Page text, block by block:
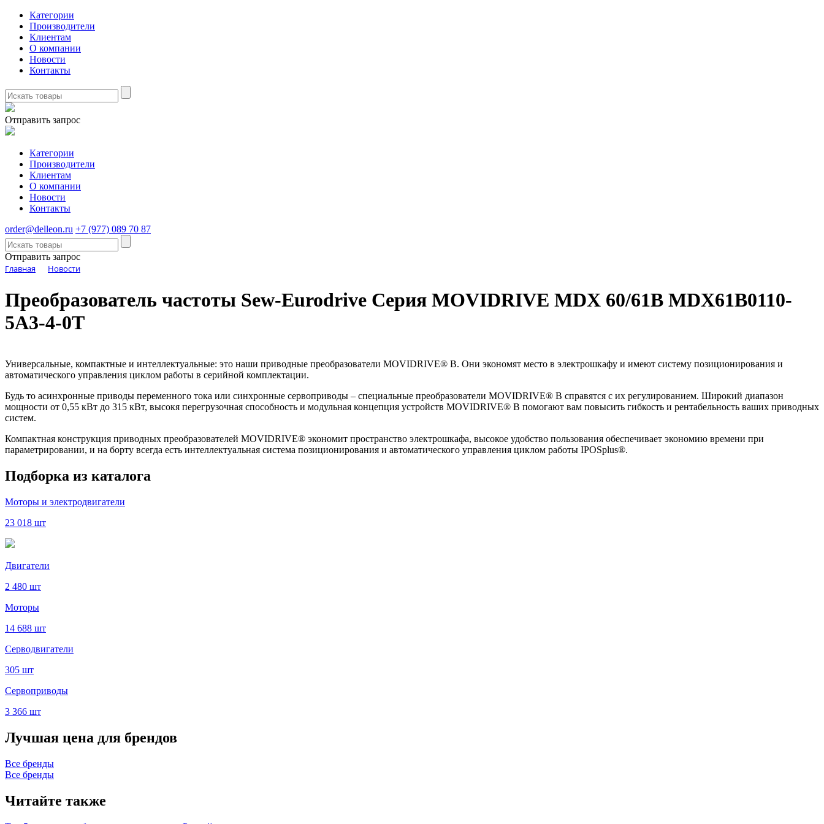
Категории
Производители
Клиентам
О компании
Новости
Контакты
Отправить запрос
Категории
Производители
Клиентам
О компании
Новости
Контакты
order@delleon.ru +7 (977) 089 70 87
Отправить запрос
Главная Новости
Преобразователь частоты Sew-Eurodrive Серия MOVIDRIVE MDX 60/61В MDX61B0110-
5A3-4-0T
Универсальные, компактные и интеллектуальные: это наши приводные преобразователи MOVIDRIVE® B. Они экономят место в электрошкафу и имеют систему позиционирования и
автоматического управления циклом работы в серийной комплектации.
Будь то асинхронные приводы переменного тока или синхронные сервоприводы – специальные преобразователи MOVIDRIVE® B справятся с их регулированием. Широкий диапазон
мощности от 0,55 кВт до 315 кВт, высокя перегрузочная способность и модульная концепция устройств MOVIDRIVE® B помогают вам повысить гибкость и рентабельность ваших приводных
систем.
Компактная конструкция приводных преобразователей MOVIDRIVE® экономит пространство электрошкафа, высокое удобство пользования обеспечивает экономию времени при
параметрировании, и на борту всегда есть интеллектуальная система позиционирования и автоматического управления циклом работы IPOSplus®.
Подборка из каталога
Моторы и электродвигатели
23 018 шт
Двигатели
2 480 шт
Моторы
14 688 шт
Серводвигатели
305 шт
Сервоприводы
3 366 шт
Лучшая цена для брендов
Все бренды
Все бренды
Читайте также